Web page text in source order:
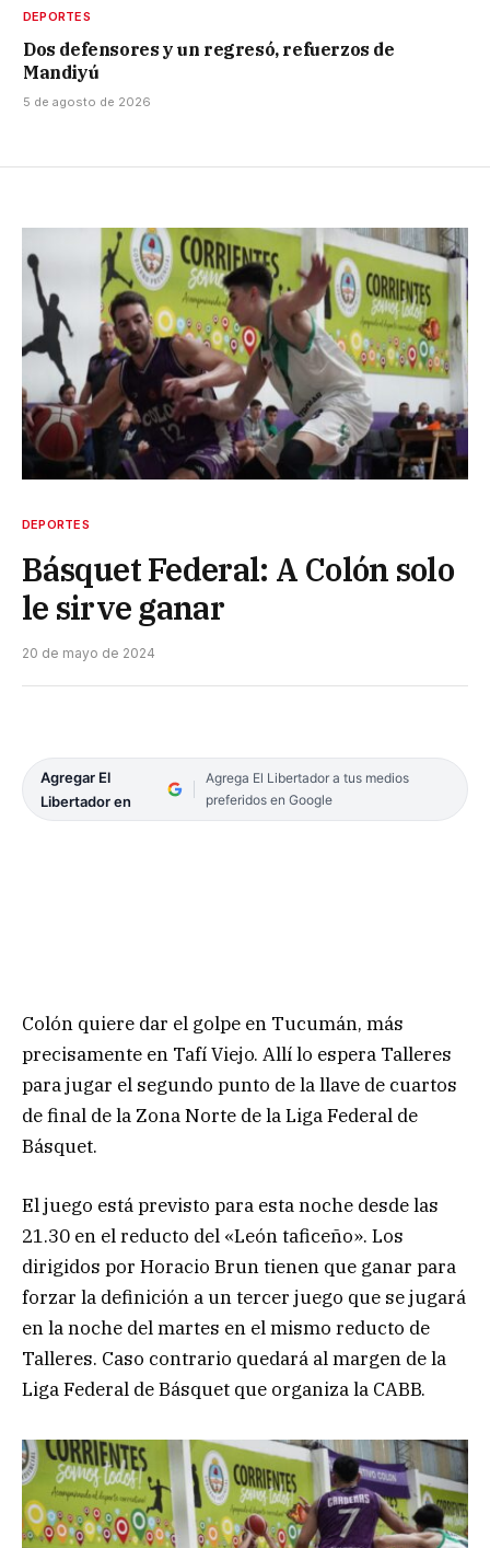
DEPORTES
Dos defensores y un regresó, refuerzos de
Mandiyú
5 de agosto de 2026
DEPORTES
Básquet Federal: A Colón solo
le sirve ganar
20 de mayo de 2024
Agregar El
Libertador en
Agrega El Libertador a tus medios
preferidos en Google
Colón quiere dar el golpe en Tucumán, más
precisamente en Tafí Viejo. Allí lo espera Talleres
para jugar el segundo punto de la llave de cuartos
de final de la Zona Norte de la Liga Federal de
Básquet.
El juego está previsto para esta noche desde las
21.30 en el reducto del «León taficeño». Los
dirigidos por Horacio Brun tienen que ganar para
forzar la definición a un tercer juego que se jugará
en la noche del martes en el mismo reducto de
Talleres. Caso contrario quedará al margen de la
Liga Federal de Básquet que organiza la CABB.